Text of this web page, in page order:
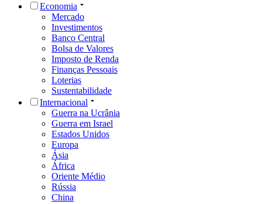
Economia
Mercado
Investimentos
Banco Central
Bolsa de Valores
Imposto de Renda
Finanças Pessoais
Loterias
Sustentabilidade
Internacional
Guerra na Ucrânia
Guerra em Israel
Estados Unidos
Europa
Ásia
África
Oriente Médio
Rússia
China